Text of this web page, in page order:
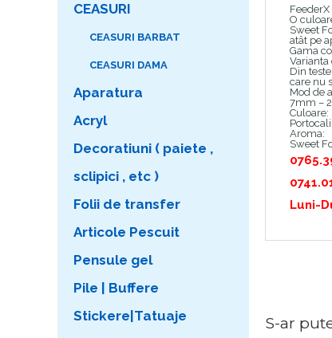
O
Sweet
atât pe
Gama
Varianta
Din
care nu
Mod de
7mm –
Culoare:
Aroma:
Sweet
Luni-
S-ar
CEASURI
CEASURI BARBAT
CEASURI DAMA
Aparatura
Acryl
Decoratiuni ( paiete ,
sclipici , etc )
Folii de transfer
Articole Pescuit
Pensule gel
Pile | Buffere
Stickere|Tatuaje